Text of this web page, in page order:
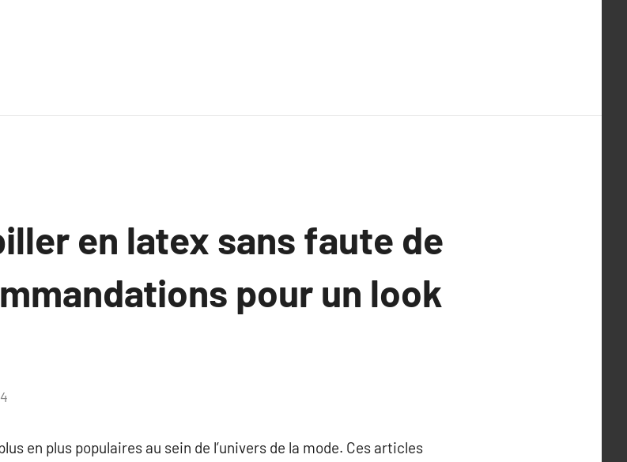
en latex sans faute de
pour un look
en plus populaires au sein de l’univers de la mode. Ces articles